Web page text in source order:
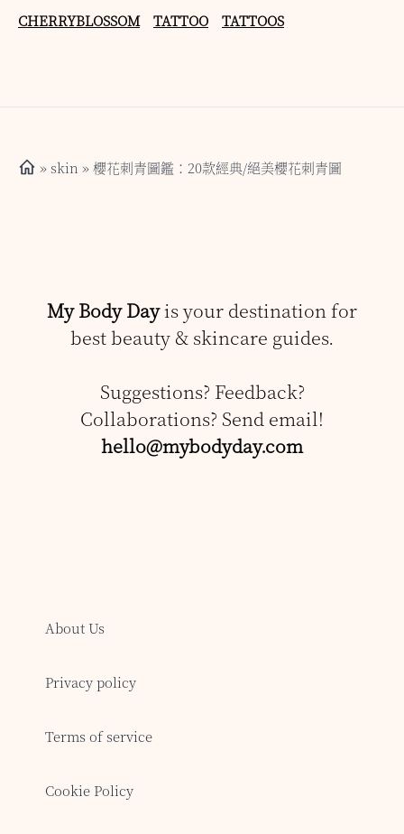
CHERRYBLOSSOM TATTOO TATTOOS
»skin » 櫻花刺青圖鑑：20款經典/絕美櫻花刺青圖
My Body Dayis your destination for
best beauty & skincare guides.
Suggestions? Feedback?
Collaborations? Send email!
hello@mybodyday.com
About Us
Privacy policy
Terms of service
Cookie Policy